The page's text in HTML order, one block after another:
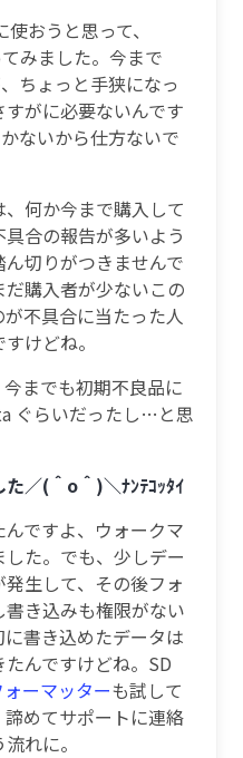
おうと思って、
みました。今まで
ちょっと手狭になっ
がに必要ないんです
ないから仕方ないで
何か今まで購入して
合の報告が多いよう
切りがつきませんで
購入者が少ないこの
不具合に当たった人
けどね。
までも初期不良品に
ぐらいだったし…と思
／(＾o＾)＼ﾅﾝﾃｺｯﾀｲ
ですよ、ウォークマ
た。でも、少しデー
生して、その後フォ
き込みも権限がない
書き込めたデータは
んですけどね。SD
ーマッターも試して
めてサポートに連絡
れに。